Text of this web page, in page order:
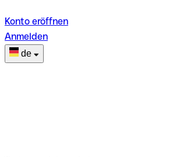
Konto eröffnen
Anmelden
de